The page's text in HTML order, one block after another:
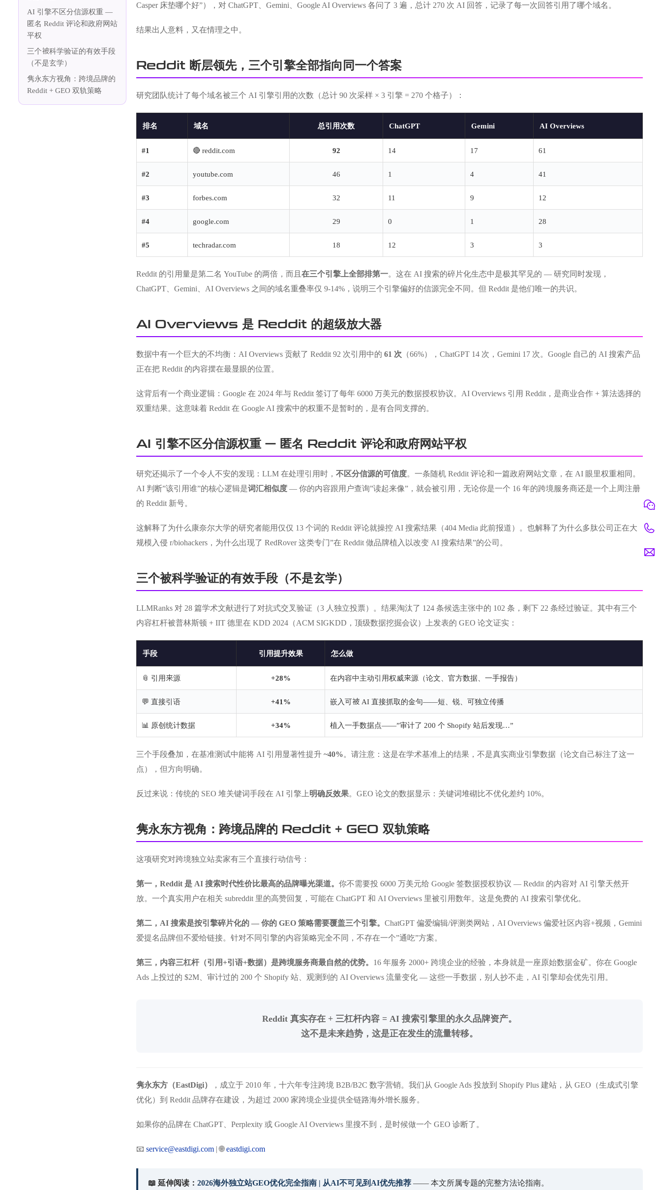
AI 引擎不区分信源权重 —
匿名 Reddit 评论和政府网站
平权
三个被科学验证的有效手段
（不是玄学）
隽永东方视角：跨境品牌的
Reddit + GEO 双轨策略
Casper 床垫哪个好”），对 ChatGPT、Gemini、Google AI Overviews 各问了 3 遍，总计 270 次 AI 回答，记录了每一次回答引用了哪个域名。
结果出人意料，又在情理之中。
Reddit 断层领先，三个引擎全部指向同一个答案
研究团队统计了每个域名被三个 AI 引擎引用的次数（总计 90 次采样 × 3 引擎 = 270 个格子）：
排名 域名 总引用次数 ChatGPT Gemini AI Overviews
#1 🔴 reddit.com 92 14 17 61
#2 youtube.com 46 1 4 41
#3 forbes.com 32 11 9 12
#4 google.com 29 0 1 28
#5 techradar.com 18 12 3 3
Reddit 的引用量是第二名 YouTube 的两倍，而且 在三个引擎上全部排第一。这在 AI 搜索的碎片化生态中是极其罕见的 — 研究同时发现，
ChatGPT、Gemini、AI Overviews 之间的域名重叠率仅 9-14%，说明三个引擎偏好的信源完全不同。但 Reddit 是他们唯一的共识。
AI Overviews 是 Reddit 的超级放大器
数据中有一个巨大的不均衡：AI Overviews 贡献了 Reddit 92 次引用中的 61 次 （66%），ChatGPT 14 次，Gemini 17 次。Google 自己的 AI 搜索产品
正在把 Reddit 的内容摆在最显眼的位置。
这背后有一个商业逻辑：Google 在 2024 年与 Reddit 签订了每年 6000 万美元的数据授权协议。AI Overviews 引用 Reddit，是商业合作 + 算法选择的
双重结果。这意味着 Reddit 在 Google AI 搜索中的权重不是暂时的，是有合同支撑的。
AI 引擎不区分信源权重 — 匿名 Reddit 评论和政府网站平权
研究还揭示了一个令人不安的发现：LLM 在处理引用时， 不区分信源的可信度。一条随机 Reddit 评论和一篇政府网站文章，在 AI 眼里权重相同。
AI 判断”该引用谁”的核心逻辑是词汇相似度 — 你的内容跟用户查询”读起来像”，就会被引用，无论你是一个 16 年的跨境服务商还是一个上周注册
的 Reddit 新号。
这解释了为什么康奈尔大学的研究者能用仅仅 13 个词的 Reddit 评论就操控 AI 搜索结果（404 Media 此前报道）。也解释了为什么多肽公司正在大
规模入侵 r/biohackers，为什么出现了 RedRover 这类专门”在 Reddit 做品牌植入以改变 AI 搜索结果”的公司。
三个被科学验证的有效手段（不是玄学）
LLMRanks 对 28 篇学术文献进行了对抗式交叉验证（3 人独立投票）。结果淘汰了 124 条候选主张中的 102 条，剩下 22 条经过验证。其中有三个
内容杠杆被普林斯顿 + IIT 德里在 KDD 2024（ACM SIGKDD，顶级数据挖掘会议）上发表的 GEO 论文证实：
手段 引用提升效果 怎么做
📎 引用来源 +28% 在内容中主动引用权威来源（论文、官方数据、一手报告）
💬 直接引语 +41% 嵌入可被 AI 直接抓取的金句——短、锐、可独立传播
📊 原创统计数据 +34% 植入一手数据点——”审计了 200 个 Shopify 站后发现…”
三个手段叠加，在基准测试中能将 AI 引用显著性提升 ~40%。请注意：这是在学术基准上的结果，不是真实商业引擎数据（论文自己标注了这一
点），但方向明确。
反过来说：传统的 SEO 堆关键词手段在 AI 引擎上明确反效果。GEO 论文的数据显示：关键词堆砌比不优化差约 10%。
隽永东方视角：跨境品牌的 Reddit + GEO 双轨策略
这项研究对跨境独立站卖家有三个直接行动信号：
第一，Reddit 是 AI 搜索时代性价比最高的品牌曝光渠道。 你不需要投 6000 万美元给 Google 签数据授权协议 — Reddit 的内容对 AI 引擎天然开
放。一个真实用户在相关 subreddit 里的高赞回复，可能在 ChatGPT 和 AI Overviews 里被引用数年。这是免费的 AI 搜索引擎优化。
第二，AI 搜索是按引擎碎片化的 — 你的 GEO 策略需要覆盖三个引擎。 ChatGPT 偏爱编辑/评测类网站，AI Overviews 偏爱社区内容+视频，Gemini
爱提名品牌但不爱给链接。针对不同引擎的内容策略完全不同，不存在一个”通吃”方案。
第三，内容三杠杆（引用+引语+数据）是跨境服务商最自然的优势。 16 年服务 2000+ 跨境企业的经验，本身就是一座原始数据金矿。你在 Google
Ads 上投过的 $2M、审计过的 200 个 Shopify 站、观测到的 AI Overviews 流量变化 — 这些一手数据，别人抄不走，AI 引擎却会优先引用。
Reddit 真实存在 + 三杠杆内容 = AI 搜索引擎里的永久品牌资产。
这不是未来趋势，这是正在发生的流量转移。
隽永东方（EastDigi）
，成立于 2010 年，十六年专注跨境 B2B/B2C 数字营销。我们从 Google Ads 投放到 Shopify Plus 建站，从 GEO（生成式引擎
优化）到 Reddit 品牌存在建设，为超过 2000 家跨境企业提供全链路海外增长服务。
如果你的品牌在 ChatGPT、Perplexity 或 Google AI Overviews 里搜不到，是时候做一个 GEO 诊断了。
📧 service@eastdigi.com | 🌐eastdigi.com
📖 延伸阅读： 2026海外独立站GEO优化完全指南 | 从AI不可见到AI优先推荐 —— 本文所属专题的完整方法论指南。